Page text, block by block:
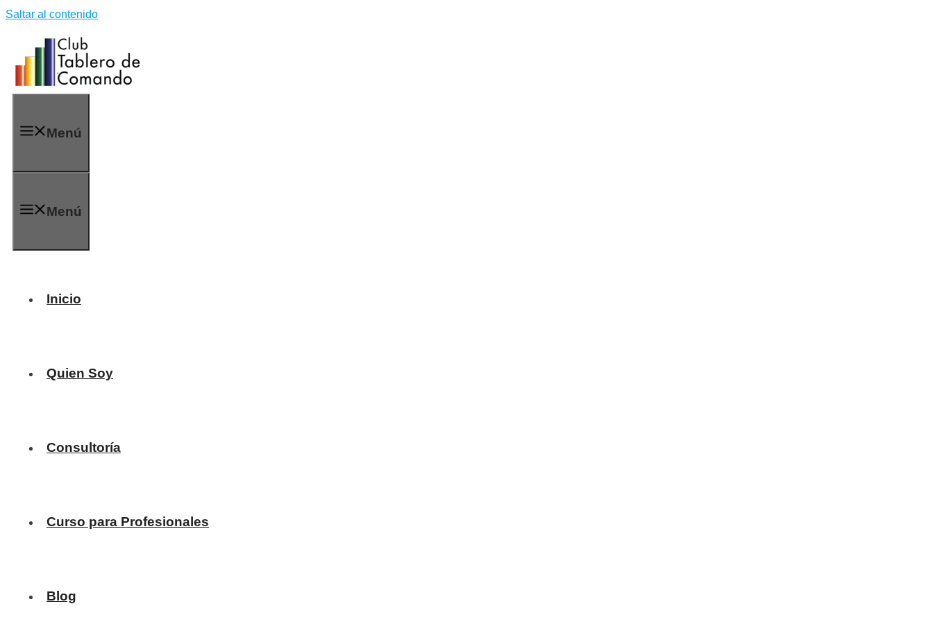
Saltar al contenido
Menú
Menú
Inicio
Quien Soy
Consultoría
Curso para Profesionales
Blog